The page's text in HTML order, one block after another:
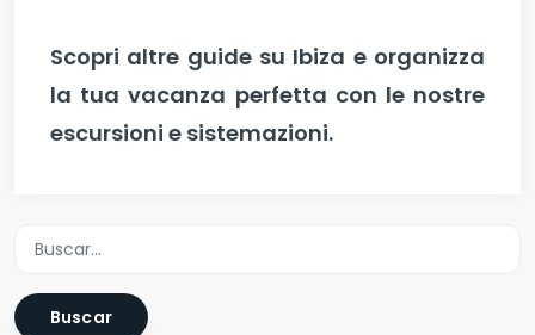
Scopri altre guide su Ibiza e organizza
la tua vacanza perfetta con le nostre
escursioni e sistemazioni.
Buscar